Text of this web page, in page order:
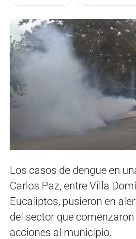
Los casos de dengue en
Carlos Paz, entre Villa
Eucaliptos, pusieron en
del sector que
acciones al municipio.